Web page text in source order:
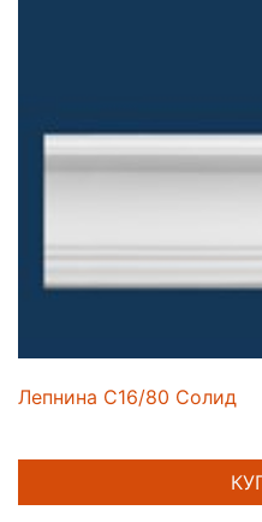
Лепнина C16/80 Солид